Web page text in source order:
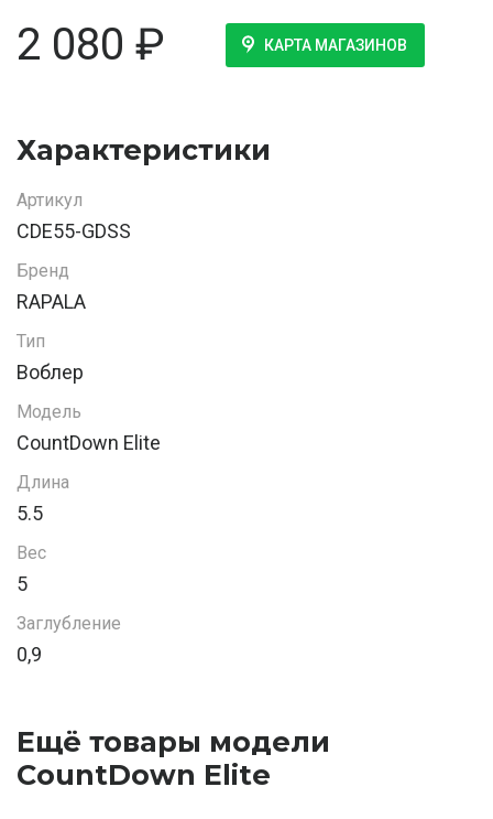
2 080 ₽ КАРТА МАГАЗИНОВ
Характеристики
Артикул
CDE55-GDSS
Бренд
RAPALA
Тип
Воблер
Модель
CountDown Elite
Длина
5.5
Вес
5
Заглубление
0,9
Ещё товары модели
CountDown Elite